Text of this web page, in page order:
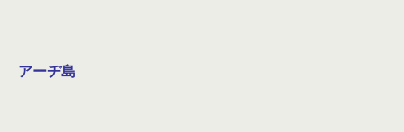
アーヂ島